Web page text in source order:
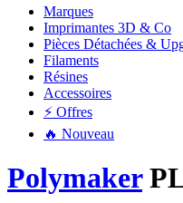
Marques
Imprimantes 3D & Co
Pièces Détachées &
Filaments
Résines
Accessoires
⚡ Offres
🔥 Nouveau
Polymaker